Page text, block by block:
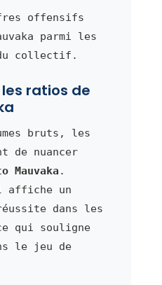
offensifs
parmi les
collectif.
ratios de
bruts, les
de nuancer
Mauvaka .
affiche un
dans les
qui souligne
le jeu de